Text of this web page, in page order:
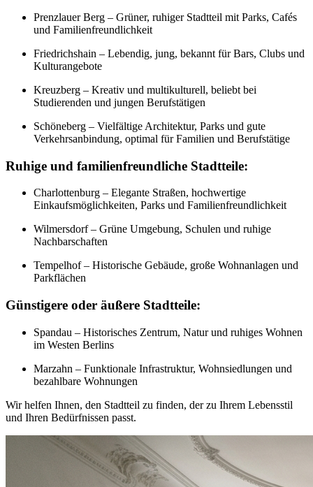
Prenzlauer Berg – Grüner, ruhiger Stadtteil mit Parks, Cafés
und Familienfreundlichkeit
Friedrichshain – Lebendig, jung, bekannt für Bars, Clubs und
Kulturangebote
Kreuzberg – Kreativ und multikulturell, beliebt bei
Studierenden und jungen Berufstätigen
Schöneberg – Vielfältige Architektur, Parks und gute
Verkehrsanbindung, optimal für Familien und Berufstätige
Ruhige und familienfreundliche Stadtteile:
Charlottenburg – Elegante Straßen, hochwertige
Einkaufsmöglichkeiten, Parks und Familienfreundlichkeit
Wilmersdorf – Grüne Umgebung, Schulen und ruhige
Nachbarschaften
Tempelhof – Historische Gebäude, große Wohnanlagen und
Parkflächen
Günstigere oder äußere Stadtteile:
Spandau – Historisches Zentrum, Natur und ruhiges Wohnen
im Westen Berlins
Marzahn – Funktionale Infrastruktur, Wohnsiedlungen und
bezahlbare Wohnungen
Wir helfen Ihnen, den Stadtteil zu finden, der zu Ihrem Lebensstil
und Ihren Bedürfnissen passt.